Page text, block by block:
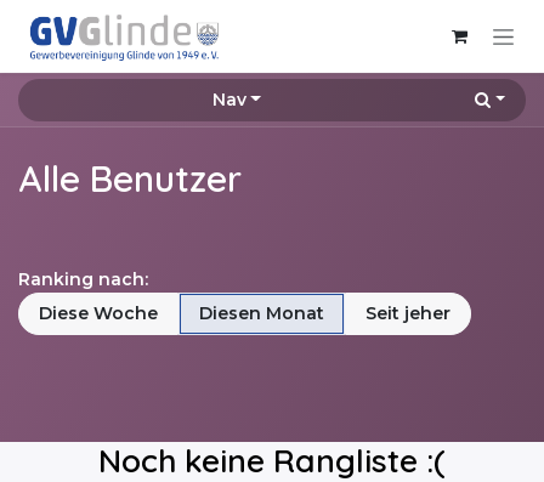
Zum Inhalt springen
Nav
Alle Benutzer
Ranking nach:
Diese Woche
Diesen Monat Seit jeher
Noch keine Rangliste :(